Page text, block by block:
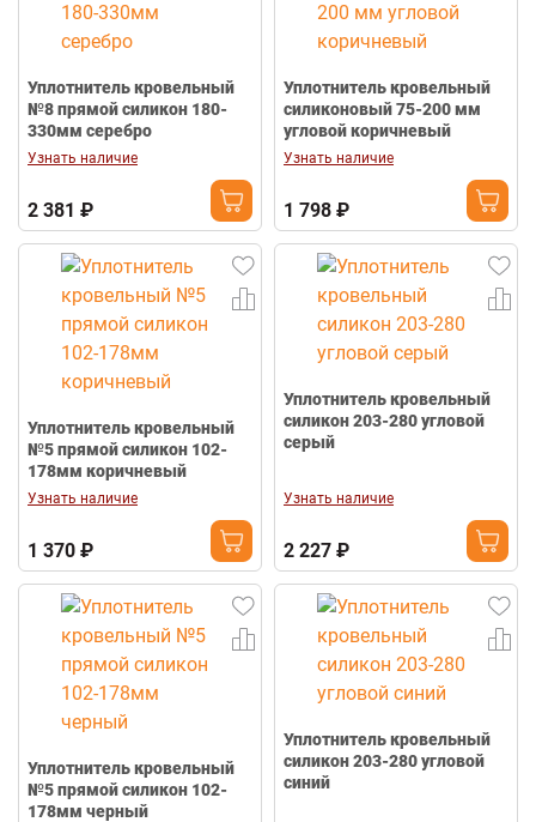
Уплотнитель кровельный
№8 прямой силикон 180-
330мм серебро
Узнать наличие
2 381 ₽
Уплотнитель кровельный
силиконовый 75-200 мм
угловой коричневый
Узнать наличие
1 798 ₽
Уплотнитель кровельный
№5 прямой силикон 102-
178мм коричневый
Узнать наличие
1 370 ₽
Уплотнитель кровельный
силикон 203-280 угловой
серый
Узнать наличие
2 227 ₽
Уплотнитель кровельный
№5 прямой силикон 102-
178мм черный
Уплотнитель кровельный
силикон 203-280 угловой
синий